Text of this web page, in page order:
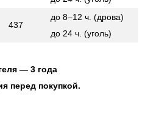
437
до 8–12 ч. (дрова)
до 24 ч. (уголь)
— 3 года
перед покупкой.